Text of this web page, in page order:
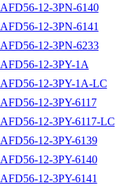
AFD56-12-3PN-6140
AFD56-12-3PN-6141
AFD56-12-3PN-6233
AFD56-12-3PY-1A
AFD56-12-3PY-1A-LC
AFD56-12-3PY-6117
AFD56-12-3PY-6117-LC
AFD56-12-3PY-6139
AFD56-12-3PY-6140
AFD56-12-3PY-6141